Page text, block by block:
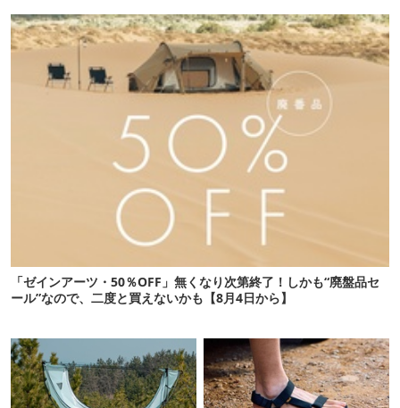
「ゼインアーツ・50％OFF」無くなり次第終了！しかも“廃盤品セ
ール”なので、二度と買えないかも【8月4日から】